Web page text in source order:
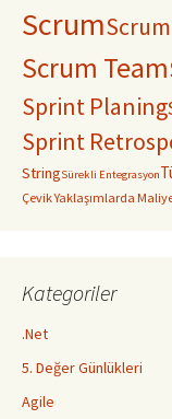
Scrum
Scrum Team
Sprint Planing
Sprint
StringSürekli Entegrasyon
Çevik Yaklaşımlarda
Kategoriler
.Net
5. Değer Günlükleri
Agile